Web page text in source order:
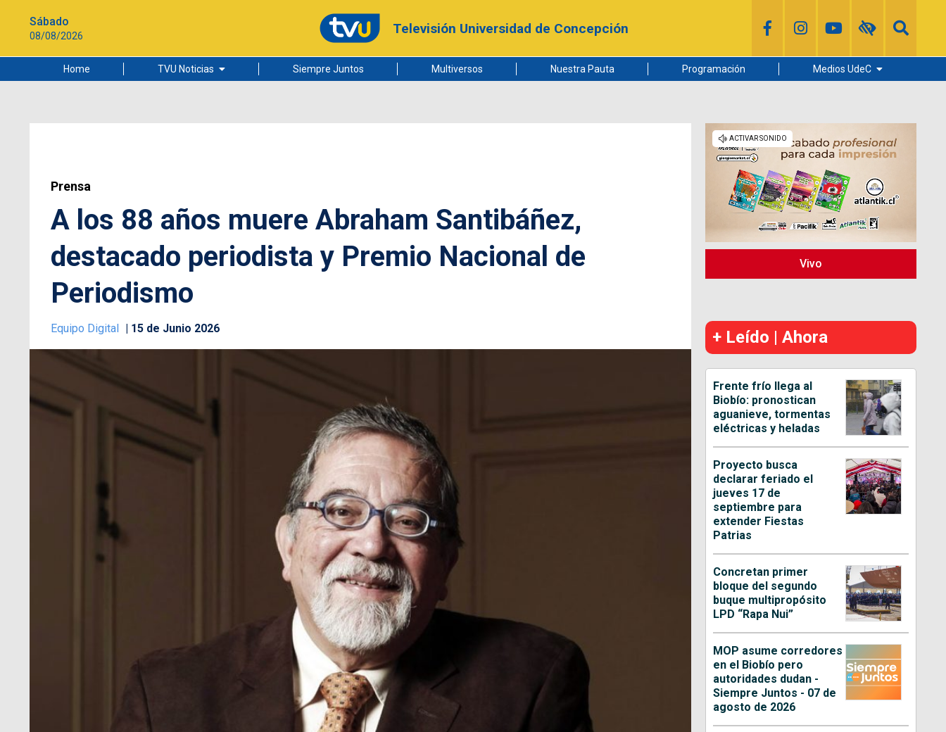
Sábado
08/08/2026 Televisión Universidad de Concepción
Home TVU Noticias
Ciudad
Siempre Juntos Multiversos Nuestra Pauta Programación Medios UdeC
Radio UdeC
Noticias UdeC
La Discusión
Prensa
A los 88 años muere Abraham Santibáñez,
destacado periodista y Premio Nacional de
Periodismo
Equipo Digital 15 de Junio 2026
Vivo
+ Leído | Ahora
Frente frío llega al
Biobío: pronostican
aguanieve, tormentas
eléctricas y heladas
Proyecto busca
declarar feriado el
jueves 17 de
septiembre para
extender Fiestas
Patrias
Concretan primer
bloque del segundo
buque multipropósito
LPD “Rapa Nui”
MOP asume corredores
en el Biobío pero
autoridades dudan -
Siempre Juntos - 07 de
agosto de 2026